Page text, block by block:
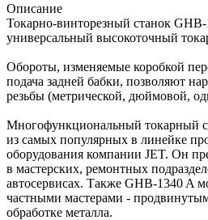
Описание
Токарно-винторезный станок
универсальный высокоточный
Обороты, изменяемые коробкой
подача задней бабки, позволяют
резьбы (метрической, дюймовой,
Многофункциональный токарный
из самых популярных в линейке
оборудования компании JET. Он
в мастерских, ремонтных
автосервисах. Также GHB-1340 A
частными мастерами -
обработке металла.